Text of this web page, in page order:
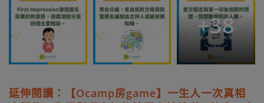
+38
延伸閱讀：【Ocamp房game】一生人一次真相